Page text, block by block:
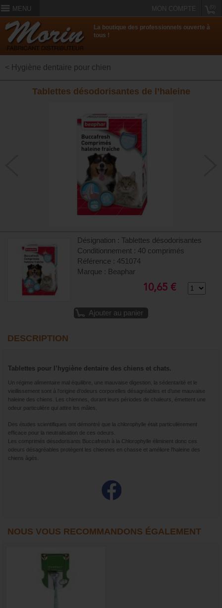
MENU MON COMPTE
La boutique des professionnels ouverte à
tous !
< Hygiène dentaire pour chien
Tablettes désodorisantes de l’haleine
Désignation : Tablettes désodorisantes
Conditionnement : 40 comprimés
Référence : 451074
Marque : Beaphar
10,65 €
Ajouter au panier
DESCRIPTION
Tablettes pour l’hygiène dentaire des chiens et chats.
Un régime alimentaire mal équilibre, une mauvaise digestion, la sédentarité et le
vieillissement sont à l’origine d’odeurs corporelles désagréables et d’une mauvaise
haleine des chiens. Les chiennes, durant leurs périodes de chaleurs, émettent une
odeur particulière qui attire les mâles.
Des études scientifiques ont démontré que la chlorophylle était particulièrement
efficace pour la neutralisation de ces odeurs.
Les comprimés désodorisants Buccafresh à la Chlorophylle éliminent donc ces
odeurs désagréables protègent les chiennes en chasse et améliore l’haleine des
chiens âgés.
NOUS VOUS RECOMMANDONS ÉGALEMENT